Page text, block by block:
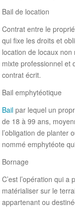
Bail de location
Contrat entre le
qui fixe les droits et
location de locaux non
mixte professionnel et
contrat écrit.
Bail emphytéotique
Bail par lequel un
de 18 à 99 ans,
l’obligation de planter
nommé emphytéote
Bornage
C’est l’opération qui
matérialiser sur le
appartenant ou